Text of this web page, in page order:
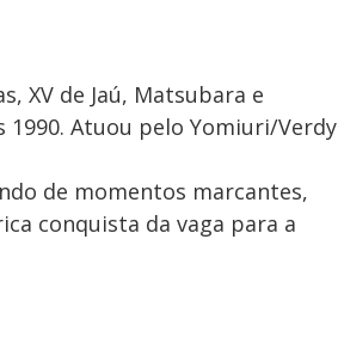
XV de Jaú, Matsubara e
Atuou pelo Yomiuri/Verdy
de momentos marcantes,
conquista da vaga para a